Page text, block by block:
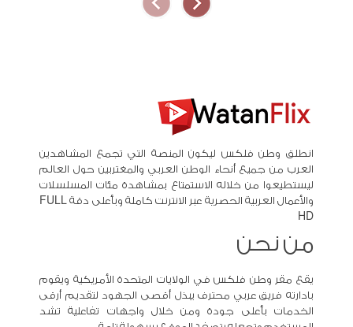
انطلق وطن فلكس ليكون المنصة التي تجمع المشاهدين
العرب من جميع أنحاء الوطن العربي والمغتربين حول العالم
ليستطيعوا من خلاله الاستمتاع بمشاهدة مئات المسلسلات
والأعمال العربية الحصرية عبر الانترنت كاملة وبأعلى دقة FULL
HD
من نحن
يقع مقر وطن فلكس في الولايات المتحدة الأمريكية ويقوم
بادارته فريق عربي محترف يبذل أقصى الجهود لتقديم أرقى
الخدمات بأعلى جودة ومن خلال واجهات تفاعلية تشد